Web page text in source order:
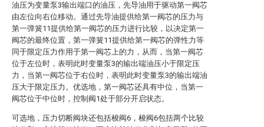
油压为变量泵3输出端口的油压，先导油用于驱动第一阀芯
由左位向右位移动。通过先导油提供给第一阀芯的压力与
第一弹簧11提供给第一阀芯的压力进行比较，以决定第一
阀芯的最终位置，第一弹簧11提供给第一阀芯的弹性力等
同于限定压力作用于第一阀芯上的力，从而，当第一阀芯
位于左位时，表明此时变量泵3的输出端油压小于限定压
力，当第一阀芯位于右位时，表明此时变量泵3的输出端油
压大于限定压力。优选地，第一阀芯还具有中位，当第一
阀芯位于中位时，控制阀1处于部分开启状态。
可选地，压力切断阀块还包括梭阀6，梭阀6包括两个比较